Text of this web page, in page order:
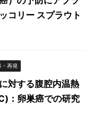
コリー スプラウト
・再発
対する腹腔内温熱
：卵巣癌での研究